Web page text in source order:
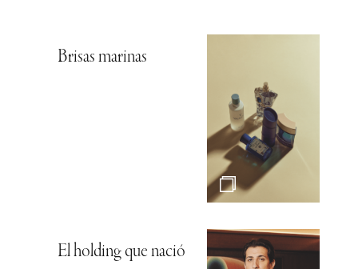
Brisas marinas
El holding que nació